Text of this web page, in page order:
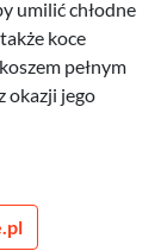
umilić chłodne
koce
pełnym
okazji jego